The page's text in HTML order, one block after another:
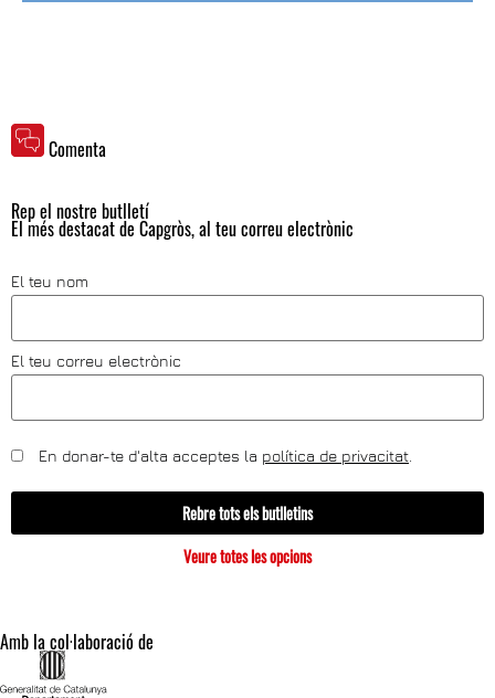
Comenta
Rep el nostre butlletí
El més destacat de Capgròs, al teu correu electrònic
El teu nom
El teu correu electrònic
En donar-te d'alta acceptes la política de privacitat
Rebre tots els butlletins
Veure totes les opcions
Amb la col·laboració de